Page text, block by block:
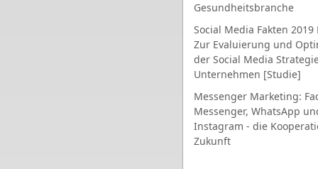
Gesundheitsbranche
Social Media Fakten 2019
Zur Evaluierung und
der Social Media
Unternehmen [Studie]
Messenger Marketing:
Messenger, WhatsApp
Instagram - die
Zukunft